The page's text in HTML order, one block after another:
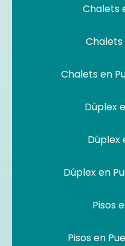
Chalets
Chalets en
Dúplex
Dúplex
Dúplex en
Pisos
Pisos en